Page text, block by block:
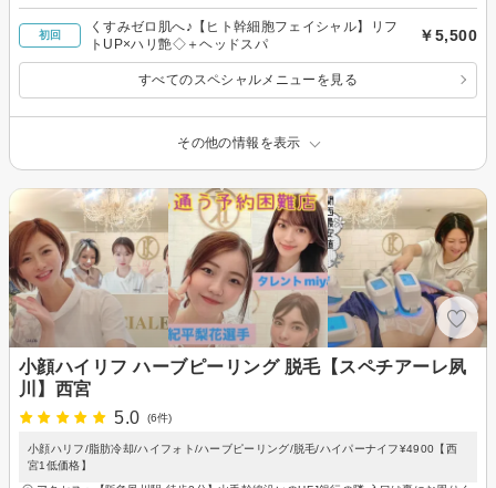
初回
くすみゼロ肌へ♪【ヒト幹細胞フェイシャル】リフ
トUP×ハリ艶◇＋ヘッドスパ
￥5,500
すべてのスペシャルメニューを見る
その他の情報を表示
小顔ハイリフ ハーブピーリング 脱毛【スペチアーレ夙
川】西宮
5.0
(6件)
小顔ハリフ/脂肪冷却/ハイフォト/ハーブピーリング/脱毛/ハイパーナイフ¥4900【西
宮1低価格】